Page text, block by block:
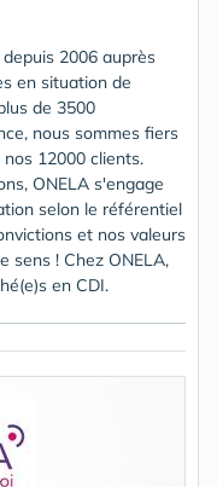
2006 auprès
en situation de
de 3500
nous sommes fiers
12000 clients.
ONELA s'engage
selon le référentiel
et nos valeurs
sens ! Chez ONELA,
en CDI.